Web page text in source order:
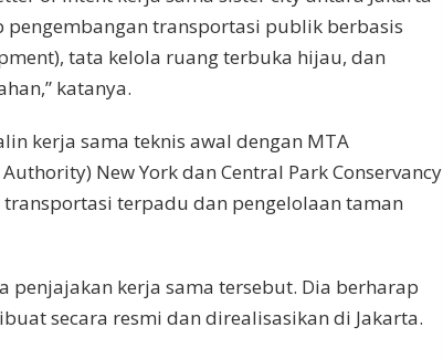
pengembangan transportasi publik berbasis
tata kelola ruang terbuka hijau, dan
katanya.
kerja sama teknis awal dengan MTA
New York dan Central Park Conservancy
terpadu dan pengelolaan taman
kerja sama tersebut. Dia berharap
secara resmi dan direalisasikan di Jakarta.